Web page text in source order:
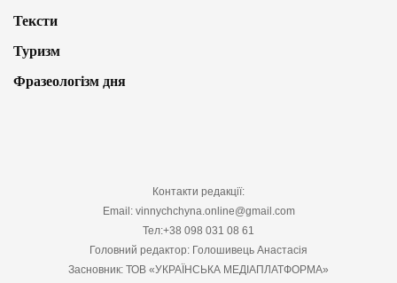
Тексти
Туризм
Фразеологізм дня
Контакти редакції:
Email: vinnychchyna.online@gmail.com
Тел:+38 098 031 08 61
Головний редактор: Голошивець Анастасія
Засновник: ТОВ «УКРАЇНСЬКА МЕДІАПЛАТФОРМА»